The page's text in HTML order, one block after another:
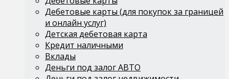
Дебетовые карты (для покупок за границей
и онлайн услуг)
Детская дебетовая карта
Кредит наличными
Вклады
Деньги под залог АВТО